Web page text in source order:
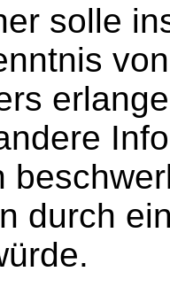
solle
durch